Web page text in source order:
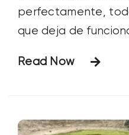
perfectamente,
que deja de
horas extra y los
Read Now